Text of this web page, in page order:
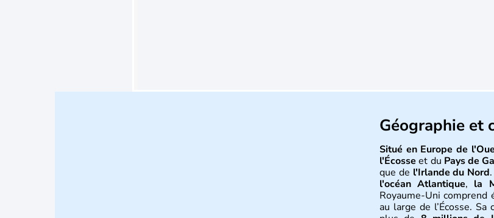
Géographie et
Situé en Europe de
l'Écosse et du Pays de
que de l'Irlande du Nord
l'océan Atlantique, la
Royaume-Uni comprend
au large de l’Écosse. Sa